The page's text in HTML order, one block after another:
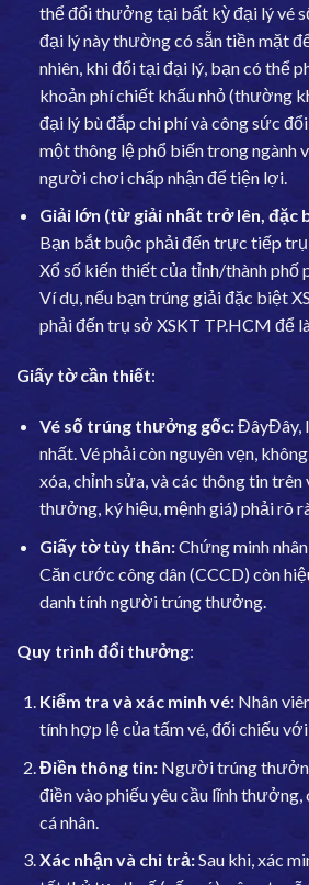
thể đổi thưởng tại bất kỳ đại lý vé
đại lý này thường có sẵn tiền mặt
nhiên, khi đổi tại đại lý, bạn có thể
khoản phí chiết khấu nhỏ (thường
đại lý bù đắp chi phí và công sức
một thông lệ phổ biến trong ngành
người chơi chấp nhận để tiện lợi.
Giải lớn (từ giải nhất trở lên, đặc
Bạn bắt buộc phải đến trực tiếp
Xổ số kiến thiết của tỉnh/thành phố
Ví dụ, nếu bạn trúng giải đặc biệt
phải đến trụ sở XSKT TP.HCM để
Giấy tờ cần thiết:
Vé số trúng thưởng gốc:ĐâyĐây,
nhất. Vé phải còn nguyên vẹn,
xóa, chỉnh sửa, và các thông tin trên
thưởng, ký hiệu, mệnh giá) phải rõ
Giấy tờ tùy thân:Chứng minh
Căn cước công dân (CCCD) còn
danh tính người trúng thưởng.
Quy trình đổi thưởng:
Kiểm tra và xác minh vé:Nhân
tính hợp lệ của tấm vé, đối chiếu
Điền thông tin:Người trúng
điền vào phiếu yêu cầu lĩnh
cá nhân.
Xác nhận và chi trả:Sau khi, xác